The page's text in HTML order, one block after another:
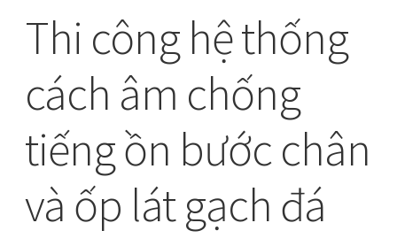
Tin mới
Thi công hệ thống
cách âm chống
tiếng ồn bước chân
và ốp lát gạch đá